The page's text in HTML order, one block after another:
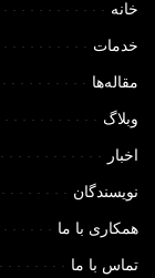
خانه
خدمات
مقاله‌ها
وبلاگ
اخبار
نویسندگان
همکاری با ما
تماس با ما